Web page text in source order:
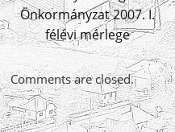
Önkormányzat 2007. I.
félévi mérlege
Comments are closed.